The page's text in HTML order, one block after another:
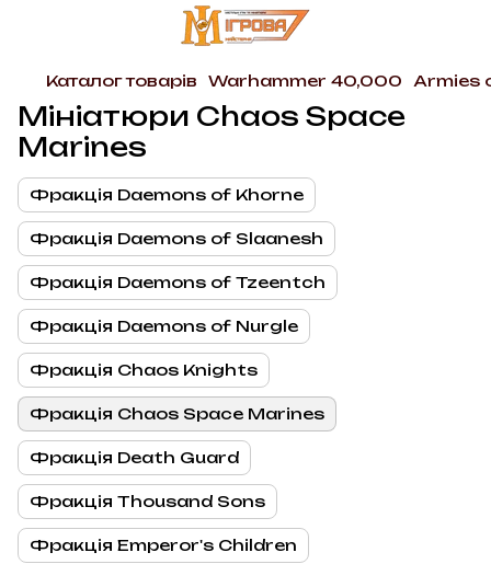
Каталог товарів Warhammer 40,000 Armies
Мініатюри Chaos Space
Marines
Фракція Daemons of Khorne
Фракція Daemons of Slaanesh
Фракція Daemons of Tzeentch
Фракція Daemons of Nurgle
Фракція Chaos Knights
Фракція Chaos Space Marines
Фракція Death Guard
Фракція Thousand Sons
Фракція Emperor's Children